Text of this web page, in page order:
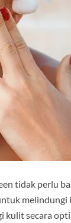
tidak perlu
kulit secara